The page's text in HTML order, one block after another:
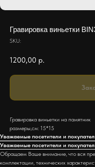
Гравировка виньетки
SKU:
1200,00 р.
Гравировка виньетки на памятник
размеры,см: 15*15
Уважаемые посетители и
Уважаемые посетители и
Обращаем Ваше внимание, что вся
комплектации, технических